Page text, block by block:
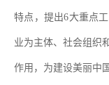
特点，提出6大重点
业为主体、社会组织
作用，为建设美丽中